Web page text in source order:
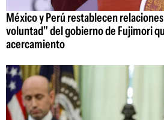
México y Perú restablecen
voluntad" del gobierno de Fujimori
acercamiento